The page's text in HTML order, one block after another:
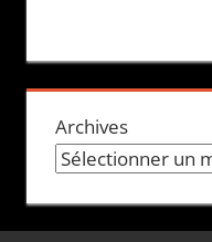
Archives